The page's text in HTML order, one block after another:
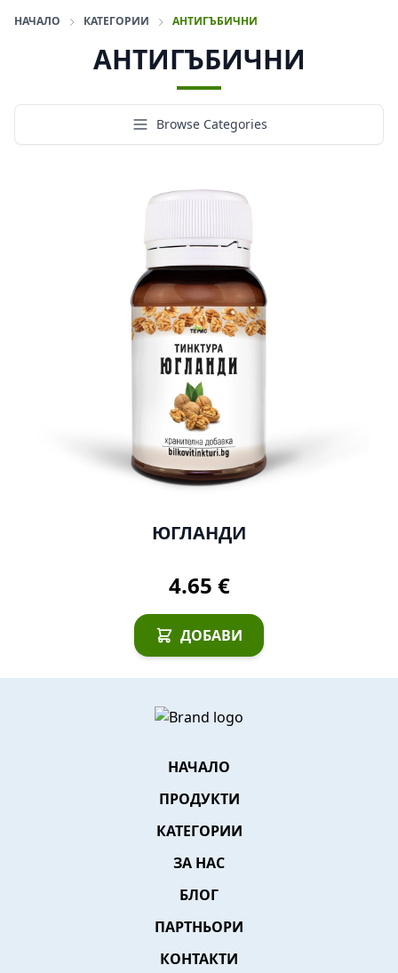
НАЧАЛО КАТЕГОРИИ АНТИГЪБИЧНИ
АНТИГЪБИЧНИ
Browse Categories
ЮГЛАНДИ
4.65 €
ДОБАВИ
НАЧАЛО
ПРОДУКТИ
КАТЕГОРИИ
ЗА НАС
БЛОГ
ПАРТНЬОРИ
КОНТАКТИ